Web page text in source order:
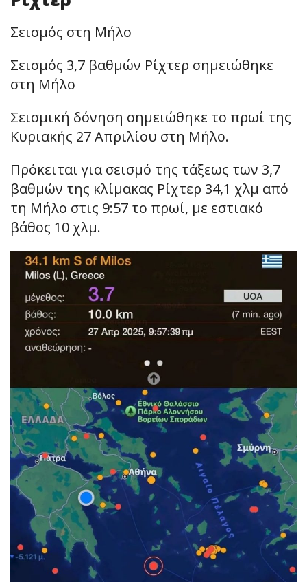
Σεισμός στη Μήλο
Σεισμός 3,7 βαθμών Ρίχτερ σημειώθηκε
στη Μήλο
Σεισμική δόνηση σημειώθηκε το πρωί της
Κυριακής 27 Απριλίου στη Μήλο.
Πρόκειται για σεισμό της τάξεως των 3,7
βαθμών της κλίμακας Ρίχτερ 34,1 χλμ από
τη Μήλο στις 9:57 το πρωί, με εστιακό
βάθος 10 χλμ.